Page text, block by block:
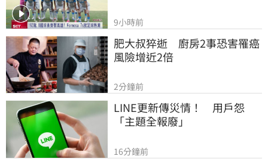
9小時前
肥大叔猝逝　廚房2事恐害罹癌
風險增近2倍
2分鐘前
LINE更新傳災情！　用戶怨
「主題全報廢」
16分鐘前